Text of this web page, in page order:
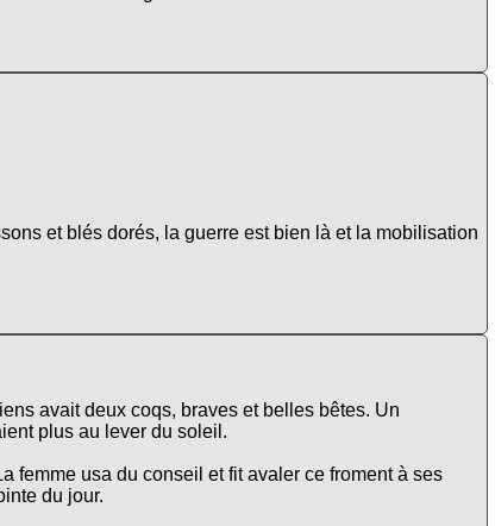
et blés dorés, la guerre est bien là et la mobilisation
avait deux coqs, braves et belles bêtes. Un
plus au lever du soleil.
femme usa du conseil et fit avaler ce froment à ses
du jour.